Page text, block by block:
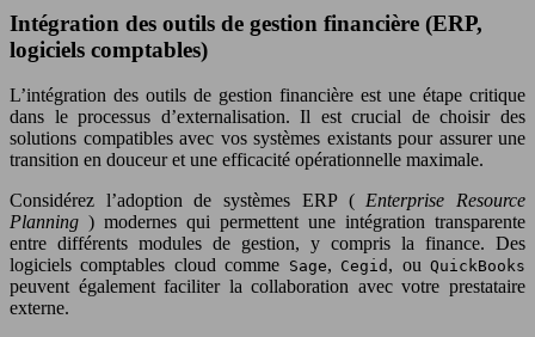
Intégration des outils de gestion financière (ERP,
logiciels comptables)
L’intégration des outils de gestion financière est une étape critique
dans le processus d’externalisation. Il est crucial de choisir des
solutions compatibles avec vos systèmes existants pour assurer une
transition en douceur et une efficacité opérationnelle maximale.
Considérez l’adoption de systèmes ERP ( Enterprise Resource
Planning ) modernes qui permettent une intégration transparente
entre différents modules de gestion, y compris la finance. Des
logiciels comptables cloud comme Sage, Cegid , ouQuickBooks
peuvent également faciliter la collaboration avec votre prestataire
externe.